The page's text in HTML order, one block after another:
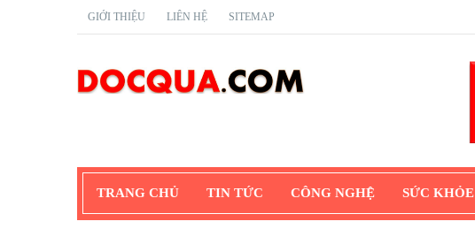
GIỚI THIỆU LIÊN HỆ SITEMAP
TRANG CHỦ TIN TỨC CÔNG NGHỆ SỨC KHỎE